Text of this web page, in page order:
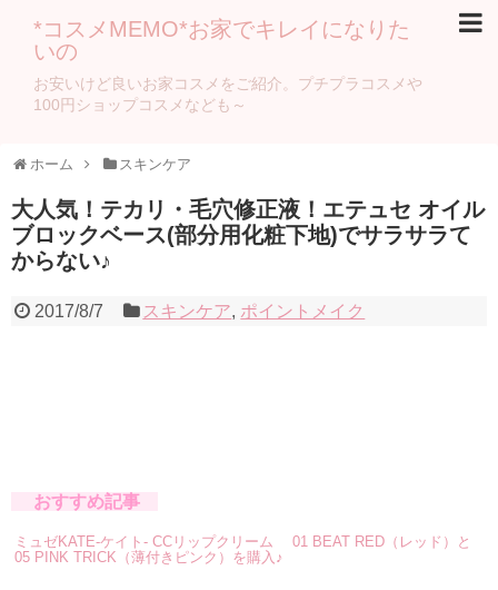
*コスメMEMO*お家でキレイになりた
いの
お安いけど良いお家コスメをご紹介。プチプラコスメや
100円ショップコスメなども～
ホーム スキンケア
大人気！テカリ・毛穴修正液！エテュセ オイル
ブロックベース(部分用化粧下地)でサラサラて
からない♪
2017/8/7 スキンケア, ポイントメイク
おすすめ記事
ミュゼKATE-ケイト- CCリップクリーム 01 BEAT RED（レッド）と
05 PINK TRICK（薄付きピンク）を購入♪